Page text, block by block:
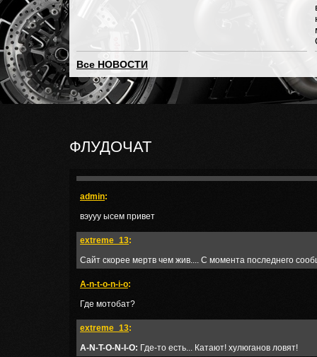
Все НОВОСТИ
ФЛУДОЧАТ
COMARO:
всё тлен
Chester:
admin:
вэууу ысем привет
extreme_13:
Сайт скорее мертв чем жив.... С момента последнего
A-n-t-o-n-i-o:
Где мотобат?
extreme_13:
A-N-T-O-N-I-O: Где-то есть... Катают! хулюганов ловят!